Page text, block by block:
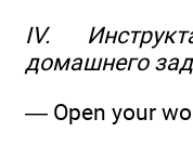
IV.
домашнего
— Open your